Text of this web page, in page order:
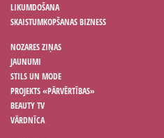
LIKUMDOŠANA
SKAISTUMKOPŠANAS BIZNESS
NOZARES ZIŅAS
JAUNUMI
STILS UN MODE
PROJEKTS «PĀRVĒRTĪBAS»
BEAUTY TV
VĀRDNĪCA